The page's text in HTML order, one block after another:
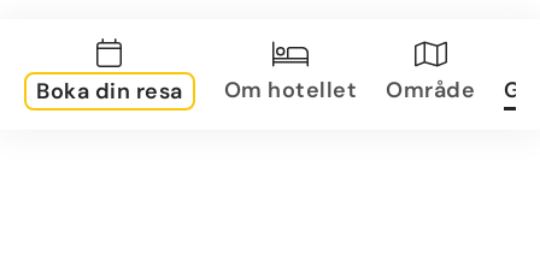
Boka din resa Om hotellet Område